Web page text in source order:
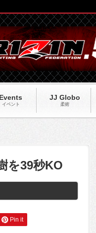
Events
イベント
JJ Globo
柔術
を39秒KO
Pin it